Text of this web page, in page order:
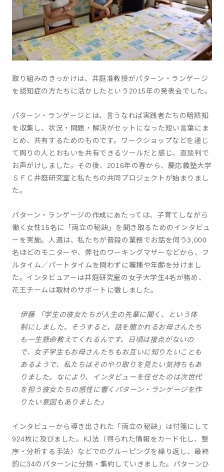
取り組みのきっかけは、井庭准教授がパターン・ランゲージ
を認知症の方たちに活かしたという2015年の発表会でした。
パターン・ランゲージとは、言うなれば実践者たちの暗黙知
を収集し、状況・問題・解決がセットになった短い言葉にま
とめ、共有するためのものです。ワークショップなどを通じ
て周りの人とおもいを共有できるツールだと感じ、直談判で
お声がけしました。その後、2016年の春から、慶応義塾大学
ＳＦＣ井庭研究室と私たちの共同プロジェクトが始まりまし
た。
パターン・ランゲージの作成にあたっては、子育てしながら
働く女性15名に「両立の秘訣」を聞き取るためのインタビュ
ーを実施。人選は、私たちが普段の業務でお話を伺う3,000
名ほどのモニターや、弊社のワーキングマザーなどから、フ
ルタイム／パートタイムを問わずに職種や年齢を分けまし
た。インタビュアーは井庭研究室の女子大学生4名が務め、
花王チームは取材のサポートに徹しました。
伊藤 「学生の彼女たちが人生の先輩に聞く、という体
制にしました。そうすると、話を聞かれるお母さんたち
も一生懸命教えてくれるんです。日頃は接点がないの
で、女子学生もお母さんたちもお互いに知りたいことも
あるようで、私たちはそのやり取りを見たい気持ちもあ
りました。なにより、インタビューを任せたのは次世代
を担う彼女たちの感性に響くパターン・ランゲージを作
りたい意図もありました」
インタビューから導き出された「両立の秘訣」は付箋にして
924枚に及びました。KJ法（得られた情報をカード化し、整
序・分析する手法）などでのグルーピングを繰り返し、最終
的に34のパターンに分類・集約していきました。パターンひ